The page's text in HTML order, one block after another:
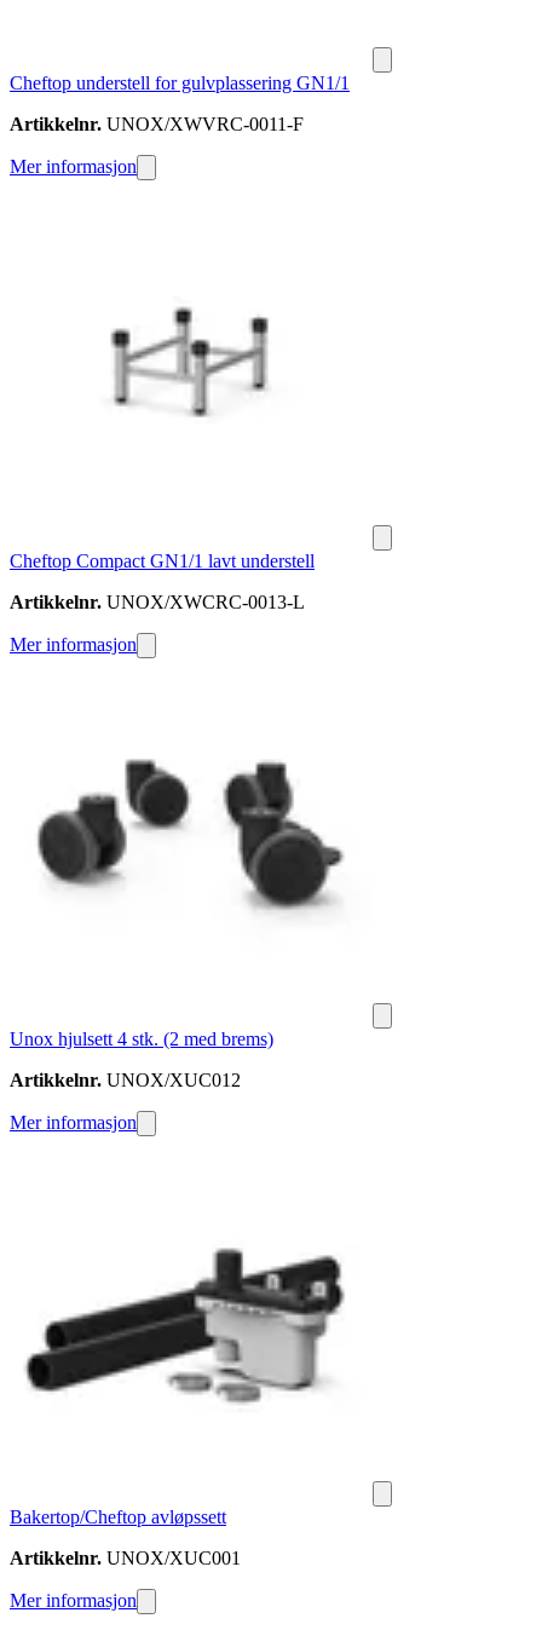
Cheftop understell for gulvplassering GN1/1
Artikkelnr. UNOX/XWVRC-0011-F
Mer informasjon
Cheftop Compact GN1/1 lavt understell
Artikkelnr. UNOX/XWCRC-0013-L
Mer informasjon
Unox hjulsett 4 stk. (2 med brems)
Artikkelnr. UNOX/XUC012
Mer informasjon
Bakertop/Cheftop avløpssett
Artikkelnr. UNOX/XUC001
Mer informasjon